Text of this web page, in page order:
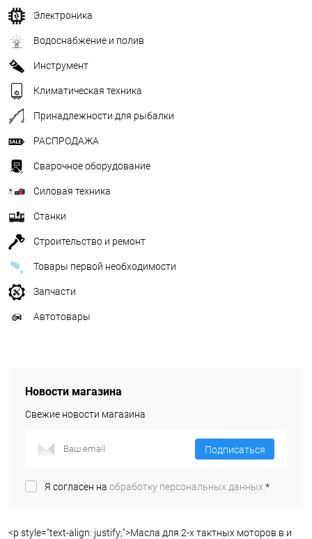
Электроника
Водоснабжение и полив
Инструмент
Климатическая техника
Принадлежности для рыбалки
РАСПРОДАЖА
Сварочное оборудование
Силовая техника
Станки
Строительство и ремонт
Товары первой необходимости
Запчасти
Автотовары
Новости магазина
Свежие новости магазина
Подписаться
Я согласен на обработку персональных данных.*
<p style="text-align: justify;">Масла для 2-х тактных моторов в и